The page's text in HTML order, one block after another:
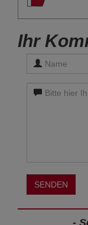
Ihr
SENDEN
-